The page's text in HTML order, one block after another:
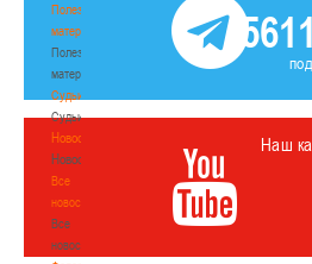
Полезные
материалы
Полезные
материалы
Судьи
Судьи
Новости
Новости
Все
новости
Все
новости
Наш